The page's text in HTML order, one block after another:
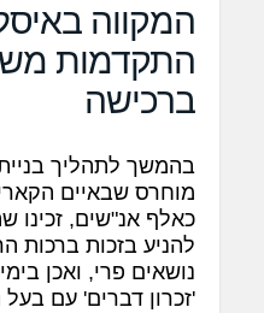
המקווה
התקדמות
ברכישה
בהמשך לתהליך
מוחרס שבאיים
כאלף אנ"שים, זכינו
להניע בזכות ברכות
נושאים פרי, ואכן
'זכרון דברים' עם